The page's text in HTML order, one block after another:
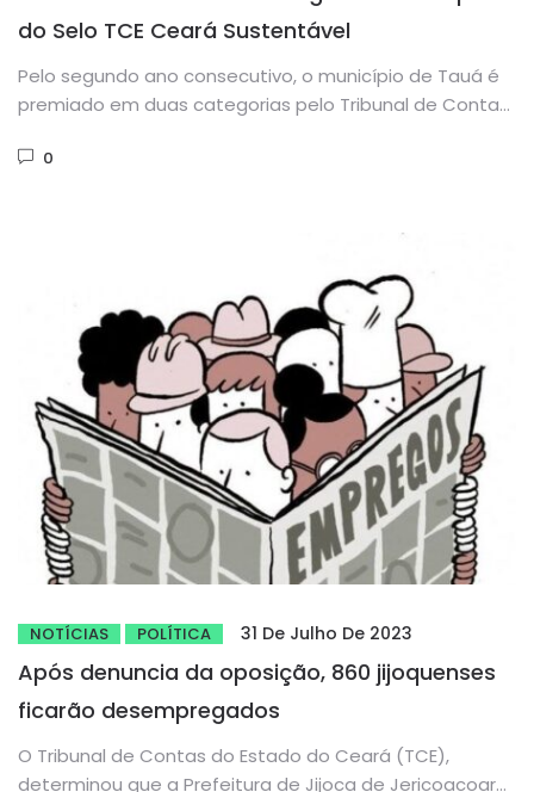
do Selo TCE Ceará Sustentável
Pelo segundo ano consecutivo, o município de Tauá é
premiado em duas categorias pelo Tribunal de Contas
0
NOTÍCIAS POLÍTICA 31 De Julho De 2023
Após denuncia da oposição, 860 jijoquenses
ficarão desempregados
O Tribunal de Contas do Estado do Ceará (TCE),
determinou que a Prefeitura de Jijoca de Jericoacoara